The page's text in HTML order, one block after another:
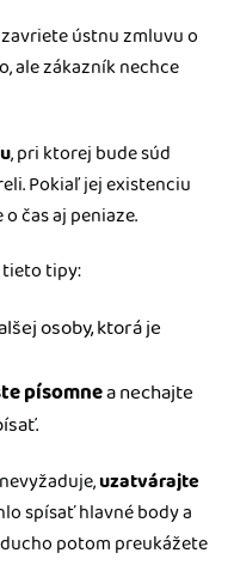
ústnu zmluvu o
ale zákazník nechce
, pri ktorej bude súd
Pokiaľ jej existenciu
čas aj peniaze.
tieto tipy:
osoby, ktorá je
písomnea nechajte
uzatvárajte
spísať hlavné body a
potom preukážete